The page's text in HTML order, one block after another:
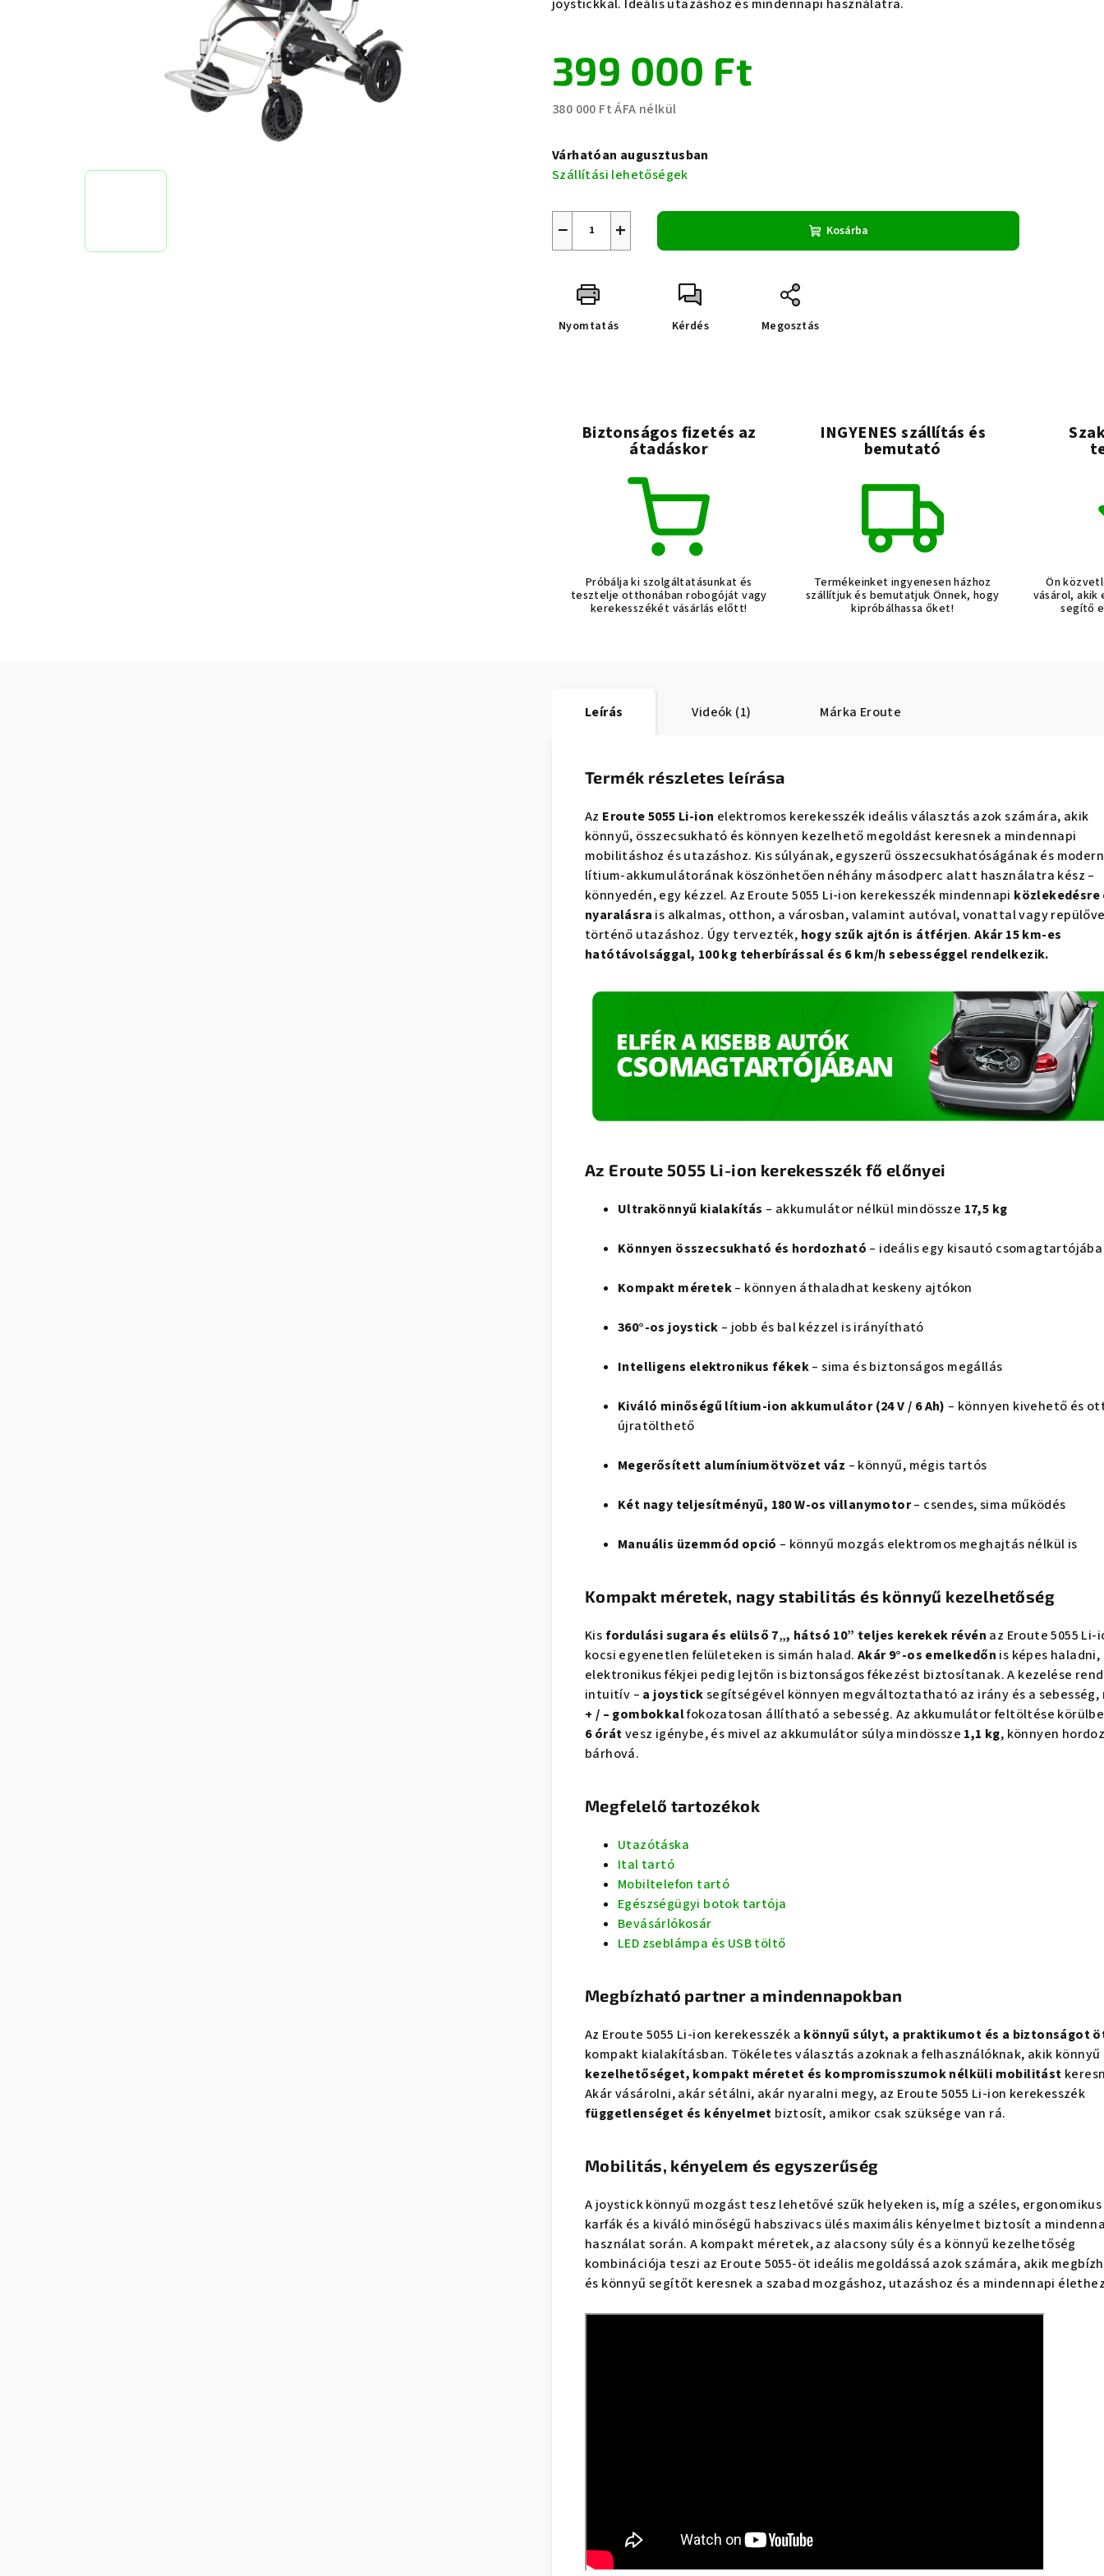
joystickkal. Ideális utazáshoz és mindennapi használatra.
399 000 Ft
380 000 Ft ÁFA nélkül
Várhatóan augusztusban
Szállítási lehetőségek
+
− Kosárba
Nyomtatás Kérdés Megosztás
Biztonságos fizetés az
átadáskor
Próbálja ki szolgáltatásunkat és
tesztelje otthonában robogóját vagy
kerekesszékét vásárlás előtt!
INGYENES szállítás és
bemutató
Termékeinket ingyenesen házhoz
szállítjuk és bemutatjuk Önnek, hogy
kipróbálhassa őket!
Ön
vásárol,
segítő
Leírás Videók (1) Márka Eroute
Termék részletes leírása
Az Eroute 5055 Li-ion elektromos kerekesszék ideális választás azok számára, akik
könnyű, összecsukható és könnyen kezelhető megoldást keresnek a mindennapi
mobilitáshoz és utazáshoz. Kis súlyának, egyszerű összecsukhatóságának és modern
lítium-akkumulátorának köszönhetően néhány másodperc alatt használatra kész –
könnyedén, egy kézzel. Az Eroute 5055 Li-ion kerekesszék mindennapi közlekedésre
nyaralásra is alkalmas, otthon, a városban, valamint autóval, vonattal vagy
történő utazáshoz. Úgy tervezték, hogy szűk ajtón is átférjen. Akár 15 km-es
hatótávolsággal, 100 kg teherbírással és 6 km/h sebességgel rendelkezik.
Az Eroute 5055 Li-ion kerekesszék fő előnyei
Ultrakönnyű kialakítás – akkumulátor nélkül mindössze 17,5 kg
Könnyen összecsukható és hordozható – ideális egy kisautó csomagtartójába
Kompakt méretek– könnyen áthaladhat keskeny ajtókon
360°-os joystick – jobb és bal kézzel is irányítható
Intelligens elektronikus fékek– sima és biztonságos megállás
Kiváló minőségű lítium-ion akkumulátor (24 V / 6 Ah) – könnyen kivehető és
újratölthető
Megerősített alumíniumötvözet váz – könnyű, mégis tartós
Két nagy teljesítményű, 180 W-os villanymotor– csendes, sima működés
Manuális üzemmód opció – könnyű mozgás elektromos meghajtás nélkül is
Kompakt méretek, nagy stabilitás és könnyű kezelhetőség
Kisfordulási sugara és elülső 7„, hátsó 10” teljes kerekek révén az Eroute 5055 Li-
kocsi egyenetlen felületeken is simán halad. Akár 9°-os emelkedőn is képes haladni,
elektronikus fékjei pedig lejtőn is biztonságos fékezést biztosítanak. A kezelése
intuitív – a joysticksegítségével könnyen megváltoztatható az irány és a sebesség,
+ / – gombokkalfokozatosan állítható a sebesség. Az akkumulátor feltöltése
6 órátvesz igénybe, és mivel az akkumulátor súlya mindössze 1,1 kg, könnyen
bárhová.
Megfelelő tartozékok
Utazótáska
Ital tartó
Mobiltelefon tartó
Egészségügyi botok tartója
Bevásárlókosár
LED zseblámpa és USB töltő
Megbízható partner a mindennapokban
Az Eroute 5055 Li-ion kerekesszék a könnyű súlyt, a praktikumot és a biztonságot
kompakt kialakításban. Tökéletes választás azoknak a felhasználóknak, akik könnyű
kezelhetőséget, kompakt méretet és kompromisszumok nélküli mobilitást
Akár vásárolni, akár sétálni, akár nyaralni megy, az Eroute 5055 Li-ion kerekesszék
függetlenséget és kényelmet biztosít, amikor csak szüksége van rá.
Mobilitás, kényelem és egyszerűség
A joystick könnyű mozgást tesz lehetővé szűk helyeken is, míg a széles, ergonomikus
karfák és a kiváló minőségű habszivacs ülés maximális kényelmet biztosít a
használat során. A kompakt méretek, az alacsony súly és a könnyű kezelhetőség
kombinációja teszi az Eroute 5055-öt ideális megoldássá azok számára, akik
és könnyű segítőt keresnek a szabad mozgáshoz, utazáshoz és a mindennapi